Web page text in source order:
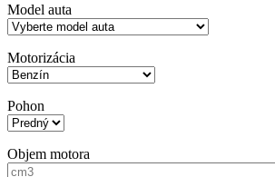
Model auta
Motorizácia
Pohon
Objem motora